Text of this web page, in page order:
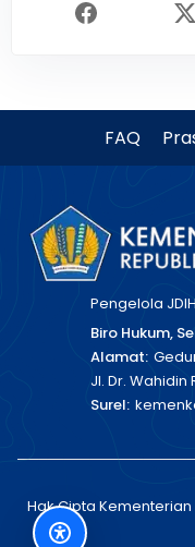
FAQ
Pengelola
Biro Hukum,
Alamat:
Jl. Dr. Wahidin
Surel:
Hak Cipta